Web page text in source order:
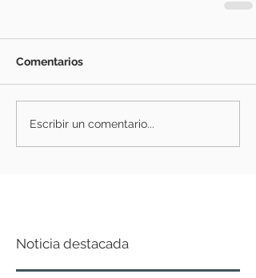
Comentarios
Escribir un comentario...
Noticia destacada